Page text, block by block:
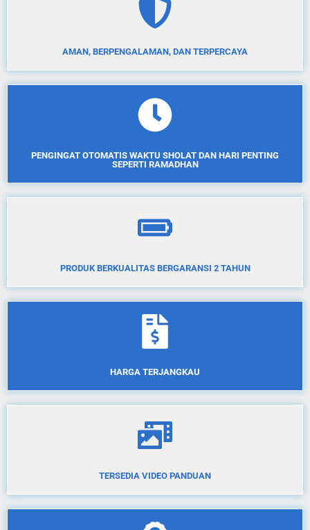
AMAN, BERPENGALAMAN, DAN TERPERCAYA
PENGINGAT OTOMATIS WAKTU SHOLAT DAN HARI PENTING
SEPERTI RAMADHAN
PRODUK BERKUALITAS BERGARANSI 2 TAHUN
HARGA TERJANGKAU
TERSEDIA VIDEO PANDUAN